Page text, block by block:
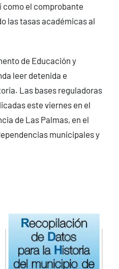
el comprobante
las tasas académicas al
de Educación y
leer detenida e
Las bases reguladoras
este viernes en el
de Las Palmas, en el
municipales y